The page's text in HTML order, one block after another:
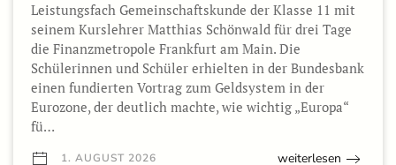
Leistungsfach Gemeinschaftskunde der Klasse 11 mit
seinem Kurslehrer Matthias Schönwald für drei Tage
die Finanzmetropole Frankfurt am Main. Die
Schülerinnen und Schüler erhielten in der Bundesbank
einen fundierten Vortrag zum Geldsystem in der
Eurozone, der deutlich machte, wie wichtig „Europa“
fü…
1. AUGUST 2026 weiterlesen